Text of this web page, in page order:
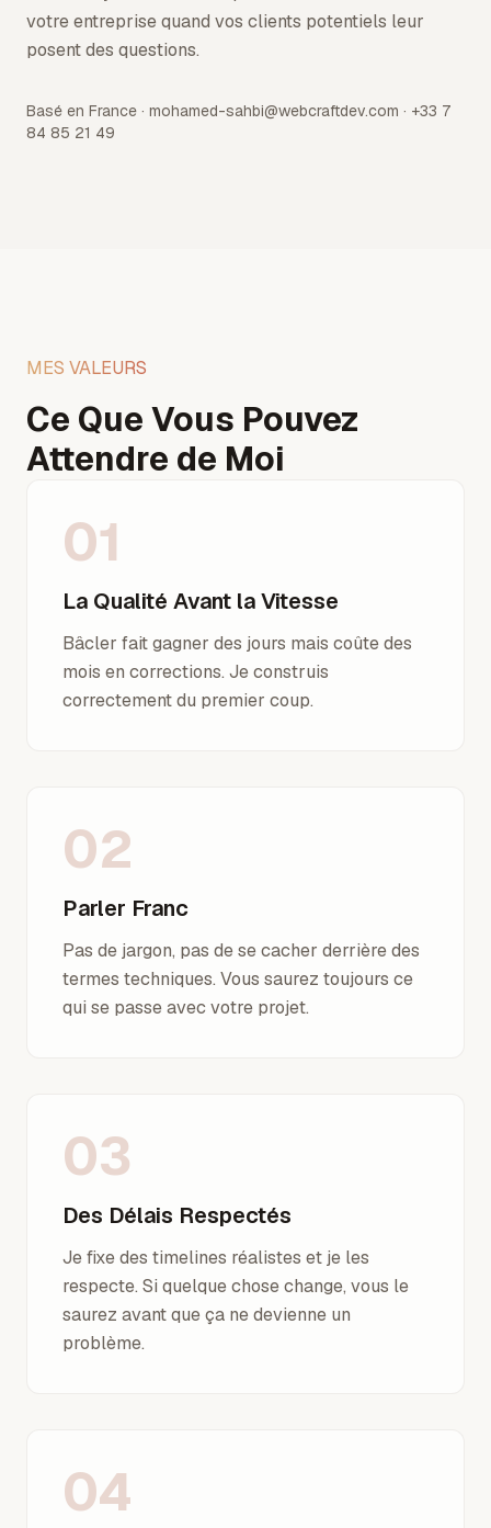
votre entreprise quand vos clients potentiels leur
posent des questions.
Basé en France · mohamed-sahbi@webcraftdev.com · +33 7
84 85 21 49
MES VALEURS
Ce Que Vous Pouvez
Attendre de Moi
01
La Qualité Avant la Vitesse
Bâcler fait gagner des jours mais coûte des
mois en corrections. Je construis
correctement du premier coup.
02
Parler Franc
Pas de jargon, pas de se cacher derrière des
termes techniques. Vous saurez toujours ce
qui se passe avec votre projet.
03
Des Délais Respectés
Je fixe des timelines réalistes et je les
respecte. Si quelque chose change, vous le
saurez avant que ça ne devienne un
problème.
04